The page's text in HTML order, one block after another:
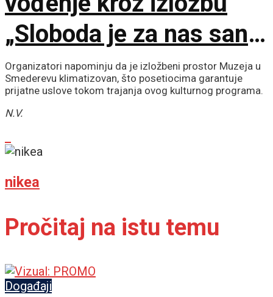
„Sloboda je za nas san“
u Muzeju Jugoslavije
Organizatori napominju da je izložbeni prostor Muzeja u
Smederevu klimatizovan, što posetiocima garantuje
prijatne uslove tokom trajanja ovog kulturnog programa.
N.V.
nikea
Pročitaj na istu temu
Događaji